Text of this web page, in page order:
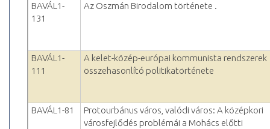
BAVÁL1-
131
Az Oszmán Birodalom története .
BAVÁL1-
111
A kelet-közép-európai kommunista rendszerek
összehasonlító politikatörténete
BAVÁL1-81
Protourbánus város, valódi város: A középkori
városfejlődés problémái a Mohács előtti